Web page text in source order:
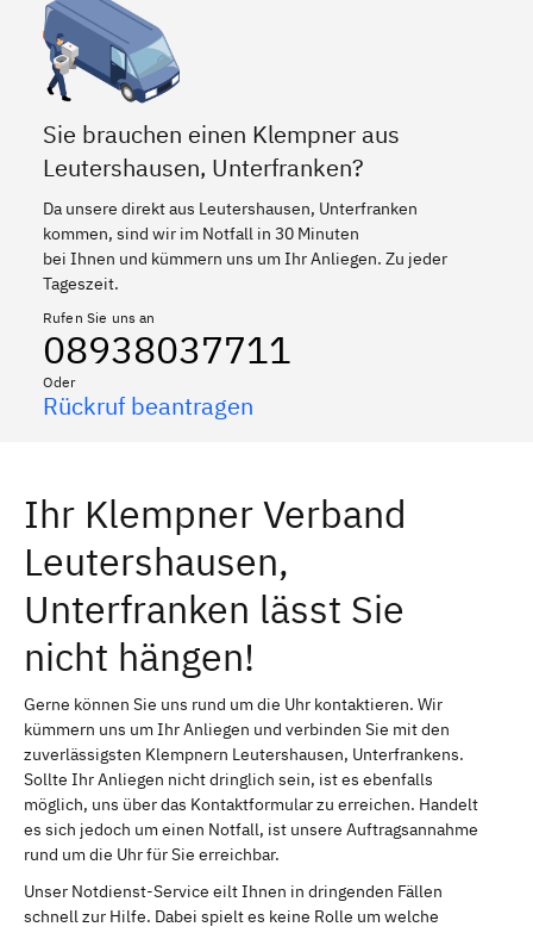
Sie brauchen einen Klempner aus
Leutershausen, Unterfranken?
Da unsere direkt aus Leutershausen, Unterfranken
kommen, sind wir im Notfall in 30 Minuten
bei Ihnen und kümmern uns um Ihr Anliegen. Zu jeder
Tageszeit.
Rufen Sie uns an
08938037711
Oder
Rückruf beantragen
Ihr Klempner Verband
Leutershausen,
Unterfranken lässt Sie
nicht hängen!
Gerne können Sie uns rund um die Uhr kontaktieren. Wir
kümmern uns um Ihr Anliegen und verbinden Sie mit den
zuverlässigsten Klempnern Leutershausen, Unterfrankens.
Sollte Ihr Anliegen nicht dringlich sein, ist es ebenfalls
möglich, uns über das Kontaktformular zu erreichen. Handelt
es sich jedoch um einen Notfall, ist unsere Auftragsannahme
rund um die Uhr für Sie erreichbar.
Unser Notdienst-Service eilt Ihnen in dringenden Fällen
schnell zur Hilfe. Dabei spielt es keine Rolle um welche